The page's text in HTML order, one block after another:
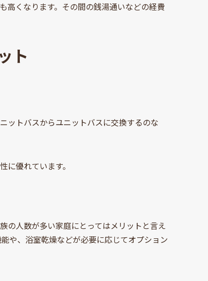
高くなります。その間の銭湯通いなどの経費
ト
ットバスからユニットバスに交換するのな
優れています。
の人数が多い家庭にとってはメリットと言え
や、浴室乾燥などが必要に応じてオプション